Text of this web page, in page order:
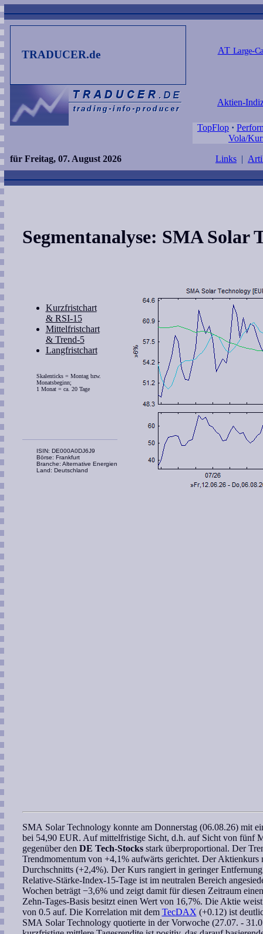
TRADUCER.de AT Large-
Aktien-
TopFlop ·
Vola/
für Freitag, 07. August 2026 Links |
Segmentanalyse: SMA Solar
Kurzfristchart
& RSI-15
Mittelfristchart
& Trend-5
Langfristchart
Skalenticks = Montag bzw.
Monatsbeginn;
1 Monat = ca. 20 Tage
ISIN: DE000A0DJ6J9
Börse: Frankfurt
Branche: Alternative Energien
Land: Deutschland
SMA Solar Technologykonnte am Donnerstag (06.08.26) mit
bei 54,90 EUR. Auf mittelfristige Sicht, d.h. auf Sicht von fünf
gegenüber den DE Tech-Stocksstark überproportional. Der
Trendmomentumvon +4,1% aufwärts gerichtet. Der Aktienkurs
Durchschnitts (+2,4%). Der Kurs rangiert in geringer
Relative-Stärke-Index-15-Tageist im neutralen Bereich
Wochen beträgt −3,6% und zeigt damit für diesen Zeitraum
Zehn-Tages-Basis besitzt einen Wert von 16,7%. Die Aktie
von 0.5 auf. Die Korrelation mit dem TecDAX (+0.12) ist
SMA Solar Technologyquotierte in der Vorwoche (27.07. -